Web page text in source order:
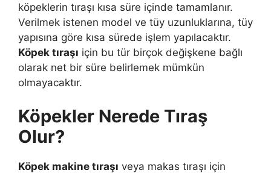
köpeklerin tıraşı kısa süre içinde tamamlanır.
Verilmek istenen model ve tüy uzunluklarına, tüy
yapısına göre kısa sürede işlem yapılacaktır.
Köpek tıraşı için bu tür birçok değişkene bağlı
olarak net bir süre belirlemek mümkün
olmayacaktır.
Köpekler Nerede Tıraş
Olur?
Köpek makine tıraşı veya makas tıraşı için